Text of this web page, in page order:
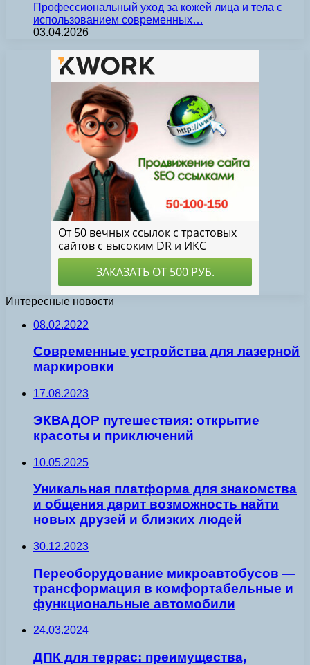
Профессиональный уход за кожей лица и тела с
использованием современных…
03.04.2026
Интересные новости
08.02.2022
Современные устройства для лазерной
маркировки
17.08.2023
ЭКВАДОР путешествия: открытие
красоты и приключений
10.05.2025
Уникальная платформа для знакомства
и общения дарит возможность найти
новых друзей и близких людей
30.12.2023
Переоборудование микроавтобусов —
трансформация в комфортабельные и
функциональные автомобили
24.03.2024
ДПК для террас: преимущества,